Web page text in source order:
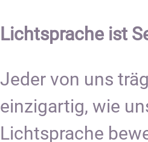
Lichtsprache ist
Jeder von uns
einzigartig, wie
Lichtsprache